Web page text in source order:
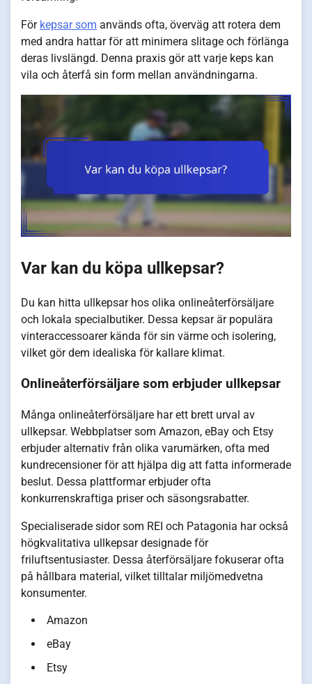
För kepsar som används ofta, överväg att rotera dem
med andra hattar för att minimera slitage och förlänga
deras livslängd. Denna praxis gör att varje keps kan
vila och återfå sin form mellan användningarna.
Var kan du köpa ullkepsar?
Du kan hitta ullkepsar hos olika onlineåterförsäljare
och lokala specialbutiker. Dessa kepsar är populära
vinteraccessoarer kända för sin värme och isolering,
vilket gör dem idealiska för kallare klimat.
Onlineåterförsäljare som erbjuder ullkepsar
Många onlineåterförsäljare har ett brett urval av
ullkepsar. Webbplatser som Amazon, eBay och Etsy
erbjuder alternativ från olika varumärken, ofta med
kundrecensioner för att hjälpa dig att fatta informerade
beslut. Dessa plattformar erbjuder ofta
konkurrenskraftiga priser och säsongsrabatter.
Specialiserade sidor som REI och Patagonia har också
högkvalitativa ullkepsar designade för
friluftsentusiaster. Dessa återförsäljare fokuserar ofta
på hållbara material, vilket tilltalar miljömedvetna
konsumenter.
Amazon
eBay
Etsy